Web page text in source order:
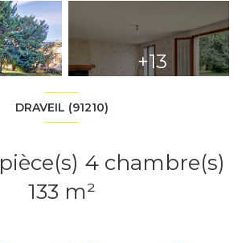
+13
DRAVEIL (91210)
133 m²